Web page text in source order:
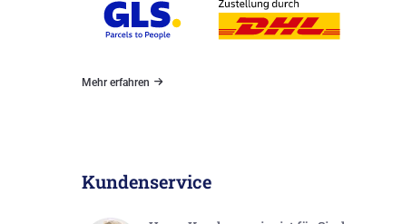
Mehr erfahren
Kundenservice